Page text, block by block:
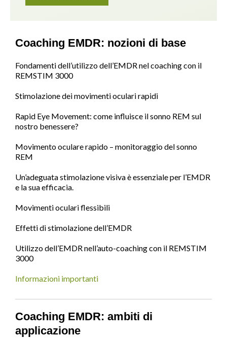
Coaching EMDR: nozioni di base
Fondamenti dell’utilizzo dell’EMDR nel coaching con il
REMSTIM 3000
Stimolazione dei movimenti oculari rapidi
Rapid Eye Movement: come influisce il sonno REM sul
nostro benessere?
Movimento oculare rapido – monitoraggio del sonno
REM
Un’adeguata stimolazione visiva è essenziale per l’EMDR
e la sua efficacia.
Movimenti oculari flessibili
Effetti di stimolazione dell’EMDR
Utilizzo dell’EMDR nell’auto-coaching con il REMSTIM
3000
Informazioni importanti
Coaching EMDR: ambiti di
applicazione